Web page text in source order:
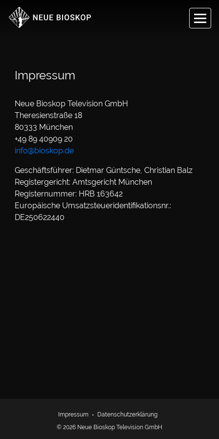
Impressum
Neue Bioskop Television GmbH
Theresienstraße 18
80333 München
+49 89 40909 20
info@bioskop.de
Geschäftsführer: Dietmar Güntsche, Christian Balz
Registergericht: Amtsgericht München
Registernummer: HRB 163642
Europäische Umsatzsteueridentifikationsnr.:
DE250622440
Impressum
Datenschutzerklärung
© 2026 Neue Bioskop Television GmbH